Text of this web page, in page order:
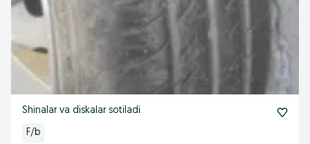
Shinalar va diskalar sotiladi
F/b